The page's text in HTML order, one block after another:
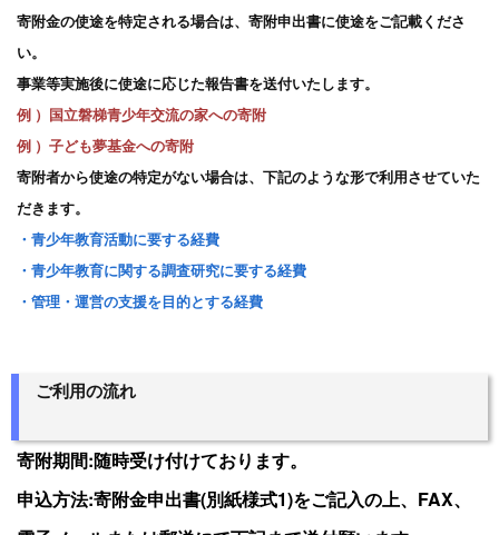
寄附金の使途を特定される場合は、寄附申出書に使途をご記載くださ
い。
事業等実施後に使途に応じた報告書を送付いたします。
例 ）国立磐梯青少年交流の家への寄附
例 ）子ども夢基金への寄附
寄附者から使途の特定がない場合は、下記のような形で利用させていた
だきます。
・青少年教育活動に要する経費
・青少年教育に関する調査研究に要する経費
・管理・運営の支援を目的とする経費
ご利用の流れ
寄附期間:随時受け付けております。
申込方法:寄附金申出書(別紙様式1)をご記入の上、FAX、